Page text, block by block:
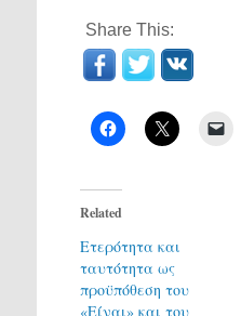
Share This:
Related
Ετερότητα και
ταυτότητα ως
προϋπόθεση του
«Είναι» και του